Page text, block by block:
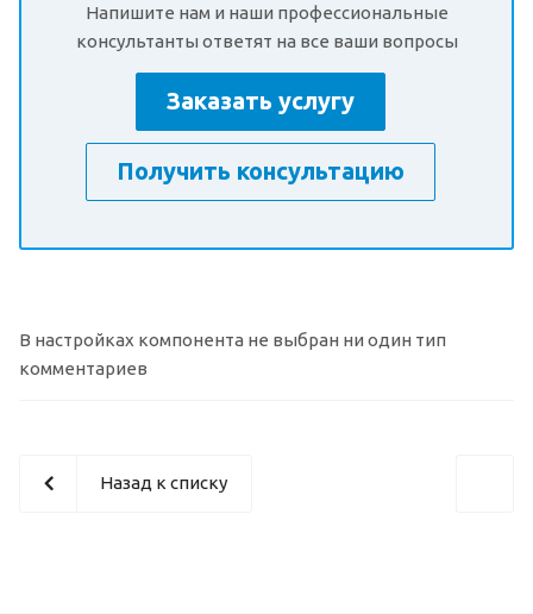
Напишите нам и наши профессиональные
консультанты ответят на все ваши вопросы
Заказать услугу
Получить консультацию
В настройках компонента не выбран ни один тип
комментариев
Назад к списку